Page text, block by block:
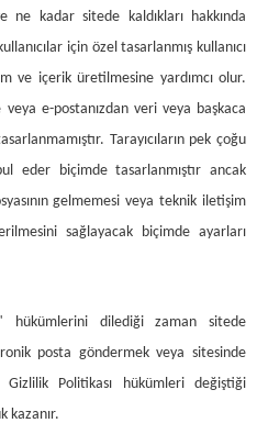
kadar sitede kaldıkları hakkında
için özel tasarlanmış kullanıcı
ve içerik üretilmesine yardımcı olur.
e-postanızdan veri veya başkaca
Tarayıcıların pek çoğu
eder biçimde tasarlanmıştır ancak
gelmemesi veya teknik iletişim
sağlayacak biçimde ayarları
hükümlerini dilediği zaman sitede
posta göndermek veya sitesinde
Politikası hükümleri değiştiği
kazanır.